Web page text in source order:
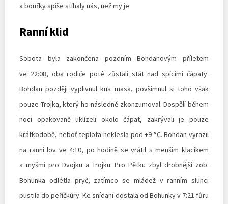
a bouřky spíše stíhaly nás, než my je.
Ranní klid
Sobota byla zakončena pozdním Bohdanovým příletem
ve 22:08, oba rodiče poté zůstali stát nad spícími čápaty.
Bohdan později vyplivnul kus masa, povšimnul si toho však
pouze Trojka, který ho následně zkonzumoval. Dospělí během
noci opakovaně uklízeli okolo čápat, zakrývali je pouze
krátkodobě, neboť teplota neklesla pod +9 °C. Bohdan vyrazil
na ranní lov ve 4:10, po hodině se vrátil s menším klacíkem
a myšmi pro Dvojku a Trojku. Pro Pětku zbyl drobnější zob.
Bohunka odlétla pryč, zatímco se mládež v ranním slunci
pustila do peříčkúry. Ke snídani dostala od Bohunky v 7:21 fůru